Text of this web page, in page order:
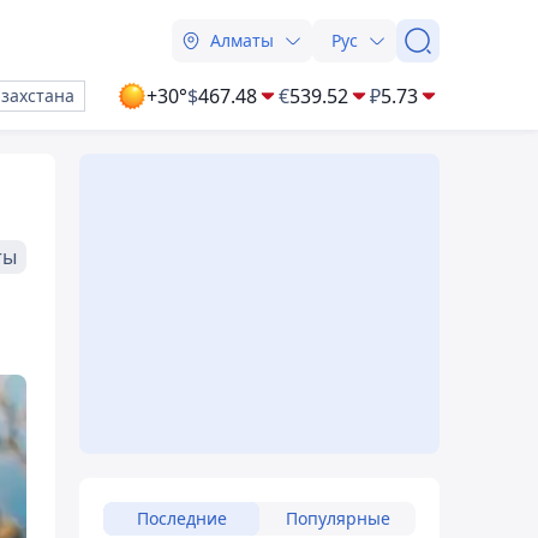
Алматы Рус
+30°$467.48 €539.52 ₽5.73
Последние Популярные